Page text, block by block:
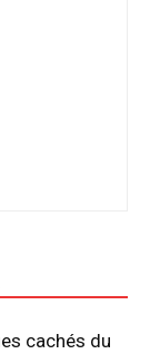
cachés du